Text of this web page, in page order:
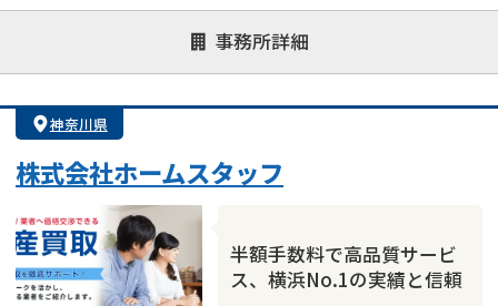
事務所詳細
対応が親身 オンライン面談可能
レスポンスが早い
1億円以上の買取可
神奈川県
株式会社ホームスタッフ
半額手数料で高品質サービ
ス、横浜No.1の実績と信頼